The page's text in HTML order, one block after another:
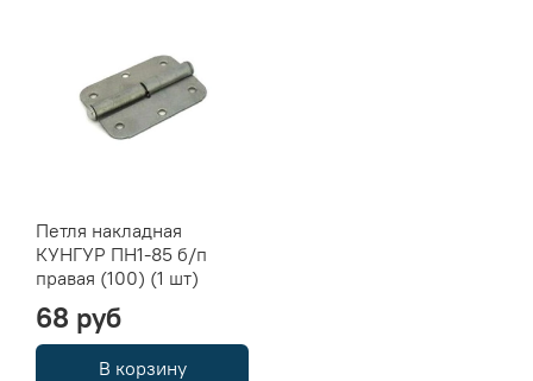
Петля накладная
КУНГУР ПН1-85 б/п
правая (100) (1 шт)
68 руб
В корзину